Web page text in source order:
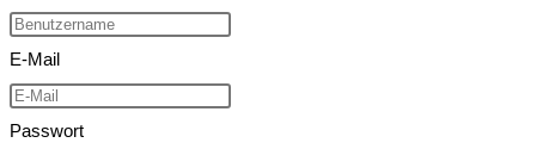
E-Mail
Passwort